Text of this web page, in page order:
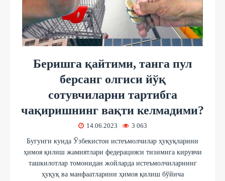
Беришга қайтими, танга пул
берсанг олгиси йўқ
сотувчиларни тартибга
чақиришнинг вақти келмадими?
14.06.2023 3 063
Бугунги кунда Ўзбекистон истеъмолчилар ҳуқуқларини
ҳимоя қилиш жамиятлари федерацияси тизимига кирувчи
ташкилотлар томонидан жойларда истеъмолчиларнинг
ҳуқуқ ва манфаатларини ҳимоя қилиш бўйича